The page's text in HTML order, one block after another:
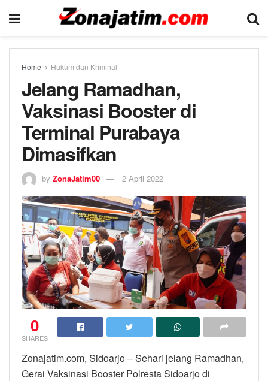
Home Hukum dan Kriminal
Jelang Ramadhan,
Vaksinasi Booster di
Terminal Purabaya
Dimasifkan
by ZonaJatim00 2 April 2022
0
SHARES
Zonajatim.com, Sidoarjo – Sehari jelang Ramadhan,
Gerai Vaksinasi Booster Polresta Sidoarjo di